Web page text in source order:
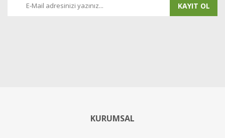
KAYIT OL
KURUMSAL